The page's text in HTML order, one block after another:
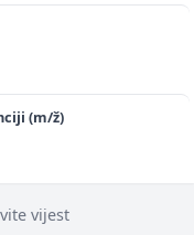
(m/ž)
vijest